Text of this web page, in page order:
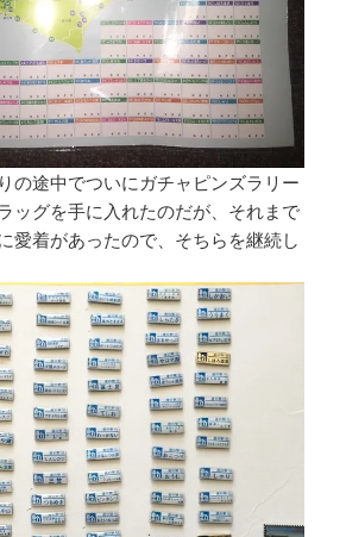
の途中でついにガチャピンズラリー
ッグを手に入れたのだが、それまで
愛着があったので、そちらを継続し